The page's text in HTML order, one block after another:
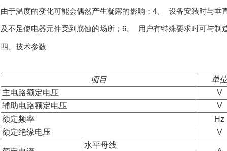
由于温度的变化可能会偶然产生凝露的影响；4、 设备安装时与
及不足使电器元件受到腐蚀的场所；6、 用户有特殊要求时可与制
四、技术参数
项目 单位
主电路额定电压
V
辅助电路额定电压
V
额定频率
Hz
额定绝缘电压
V
水平母线